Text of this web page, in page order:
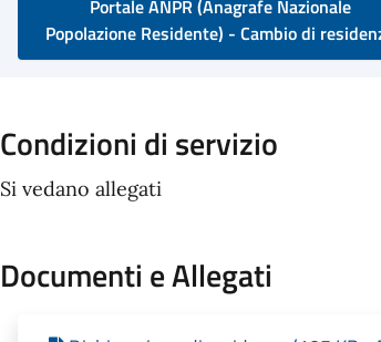
Portale ANPR (Anagrafe Nazionale
Popolazione Residente) - Cambio di
Condizioni di servizio
Si vedano allegati
Documenti e Allegati